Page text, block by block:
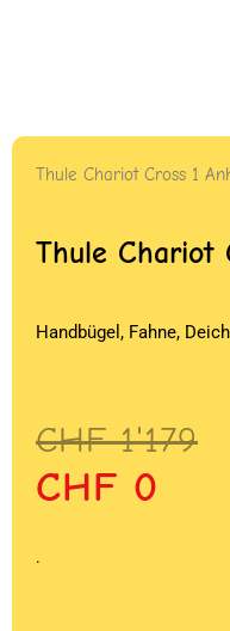
Thule Chariot Cross 1
Thule Chariot
Handbügel, Fahne,
CHF1'179
Preis
war:
CHF 1'179
CHF 0
Aktueller
Preis
ist:
CHF 0.
.